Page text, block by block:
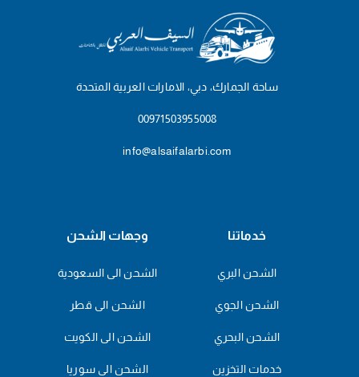
ساحة الجمارك، دبي، الامارات العربية المتحدة
00971503955008
info@alsaifalarbi.com
خدماتنا
الشحن البري
الشحن الجوي
الشحن البحري
خدمات التخزين
وجهات الشحن
الشحن الى السعودية
الشحن الى قطر
الشحن الى الكويت
الشحن الى سوريا